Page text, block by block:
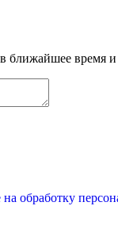
ближайшее время
на обработку